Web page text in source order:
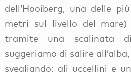
dell’Hooiberg, una delle
metri sul livello del mare)
tramite una scalinata
suggeriamo di salire
svegliando: gli uccellini e